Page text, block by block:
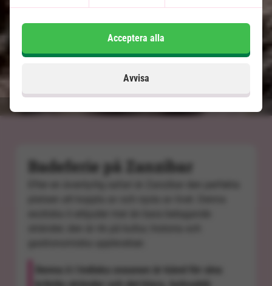
Ingår i priset
Pris pr.
33 995kr. Läs mer
Badeferie på Zanzibar
Avvisa
Acceptera alla